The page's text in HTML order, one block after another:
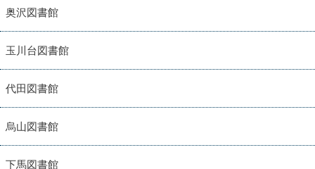
奥沢図書館
玉川台図書館
代田図書館
烏山図書館
下馬図書館